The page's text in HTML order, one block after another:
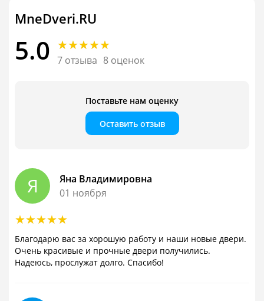
MneDveri.RU
5.0 7 отзыва 8 оценок
Поставьте нам оценку
Оставить отзыв
Я
Яна Владимировна
01 ноября
Благодарю вас за хорошую работу и наши новые двери.
Очень красивые и прочные двери получились.
Надеюсь, прослужат долго. Спасибо!